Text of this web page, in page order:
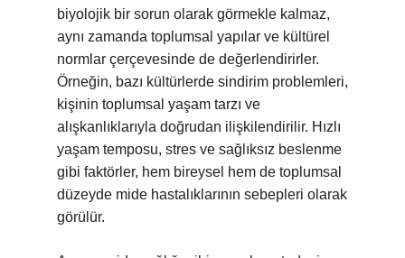
biyolojik bir sorun olarak görmekle kalmaz,
aynı zamanda toplumsal yapılar ve kültürel
normlar çerçevesinde de değerlendirirler.
Örneğin, bazı kültürlerde sindirim problemleri,
kişinin toplumsal yaşam tarzı ve
alışkanlıklarıyla doğrudan ilişkilendirilir. Hızlı
yaşam temposu, stres ve sağlıksız beslenme
gibi faktörler, hem bireysel hem de toplumsal
düzeyde mide hastalıklarının sebepleri olarak
görülür.